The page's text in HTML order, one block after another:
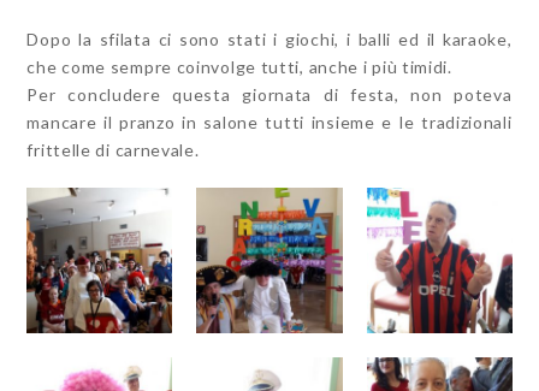
Dopo la sfilata ci sono stati i giochi, i balli ed il karaoke,
che come sempre coinvolge tutti, anche i più timidi.
Per concludere questa giornata di festa, non poteva
mancare il pranzo in salone tutti insieme e le tradizionali
frittelle di carnevale.